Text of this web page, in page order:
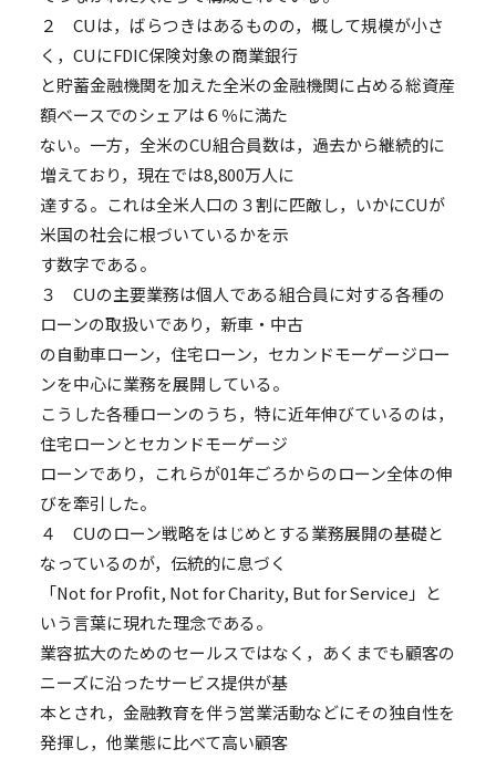
２ CUは，ばらつきはあるものの，概して規模が小さ
く，CUにFDIC保険対象の商業銀行
と貯蓄金融機関を加えた全米の金融機関に占める総資産
額ベースでのシェアは６％に満た
ない。一方，全米のCU組合員数は，過去から継続的に
増えており，現在では8,800万人に
達する。これは全米人口の３割に匹敵し，いかにCUが
米国の社会に根づいているかを示
す数字である。
３ CUの主要業務は個人である組合員に対する各種の
ローンの取扱いであり，新車・中古
の自動車ローン，住宅ローン，セカンドモーゲージロー
ンを中心に業務を展開している。
こうした各種ローンのうち，特に近年伸びているのは，
住宅ローンとセカンドモーゲージ
ローンであり，これらが01年ごろからのローン全体の伸
びを牽引した。
４ CUのローン戦略をはじめとする業務展開の基礎と
なっているのが，伝統的に息づく
「Not for Profit, Not for Charity, But for Service」と
いう言葉に現れた理念である。
業容拡大のためのセールスではなく，あくまでも顧客の
ニーズに沿ったサービス提供が基
本とされ，金融教育を伴う営業活動などにその独自性を
発揮し，他業態に比べて高い顧客